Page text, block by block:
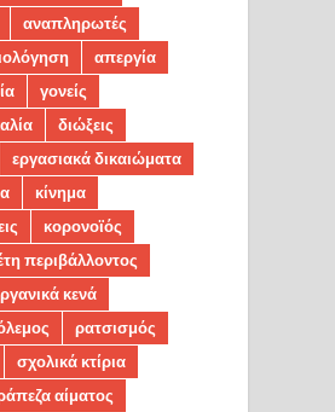
αναπληρωτές
απεργία
γονείς
διώξεις
εργασιακά δικαιώματα
κίνημα
κορονοϊός
περιβάλλοντος
κενά
ρατσισμός
σχολικά κτίρια
αίματος